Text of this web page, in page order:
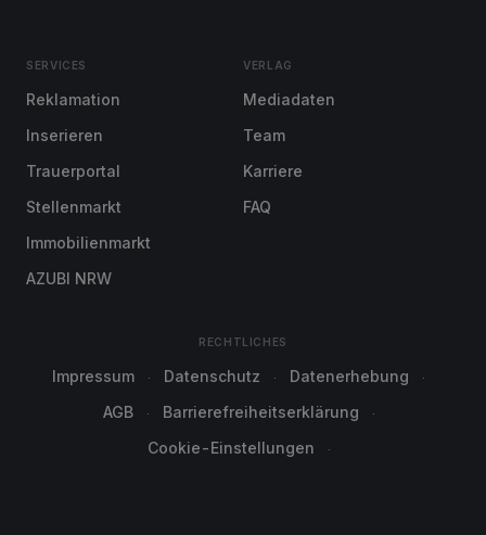
SERVICES
Reklamation
Inserieren
Trauerportal
Stellenmarkt
Immobilienmarkt
AZUBI NRW
VERLAG
Mediadaten
Team
Karriere
FAQ
RECHTLICHES
Impressum Datenschutz
Datenerhebung
AGB
Barrierefreiheitserklärung
Cookie-Einstellungen